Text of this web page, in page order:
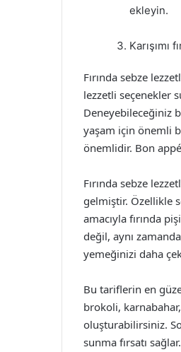
ekleyin.
Fırında sebze
lezzetli seçenekler
Deneyebileceğiniz
yaşam için önemli
önemlidir. Bon
Fırında sebze
gelmiştir. Özellikle
amacıyla fırında
değil, aynı
yemeğinizi daha
Bu tariflerin en
brokoli,
oluşturabilirsiniz.
sunma fırsatı